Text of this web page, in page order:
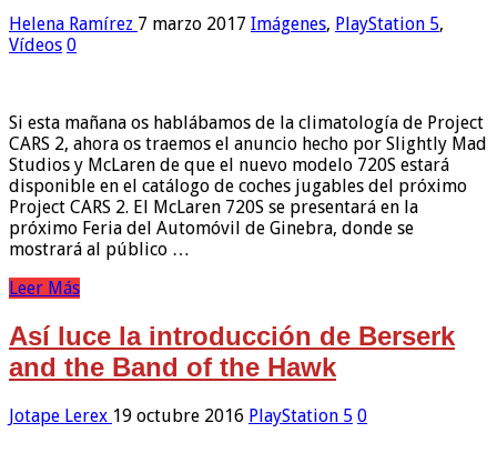
Helena Ramírez 7 marzo 2017 Imágenes, PlayStation 5,
Vídeos 0
Si esta mañana os hablábamos de la climatología de Project
CARS 2, ahora os traemos el anuncio hecho por Slightly Mad
Studios y McLaren de que el nuevo modelo 720S estará
disponible en el catálogo de coches jugables del próximo
Project CARS 2. El McLaren 720S se presentará en la
próximo Feria del Automóvil de Ginebra, donde se
mostrará al público …
Leer Más
Así luce la introducción de Berserk
and the Band of the Hawk
Jotape Lerex 19 octubre 2016 PlayStation 5 0